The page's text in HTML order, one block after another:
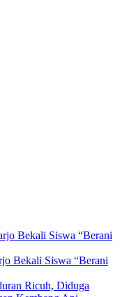
Bekali Siswa “Berani